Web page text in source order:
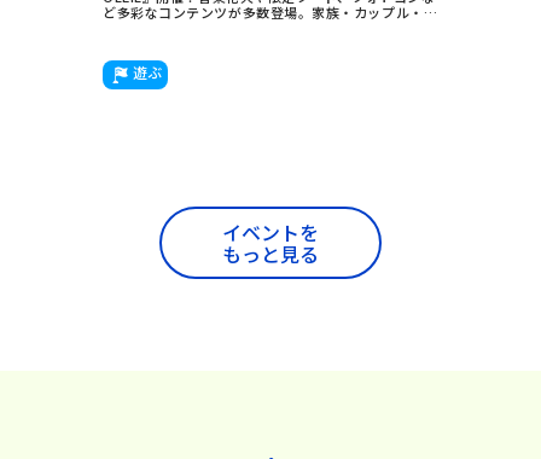
ど多彩なコンテンツが多数登場。家族・カップル・友
遊ぶ
イベントを
もっと見る